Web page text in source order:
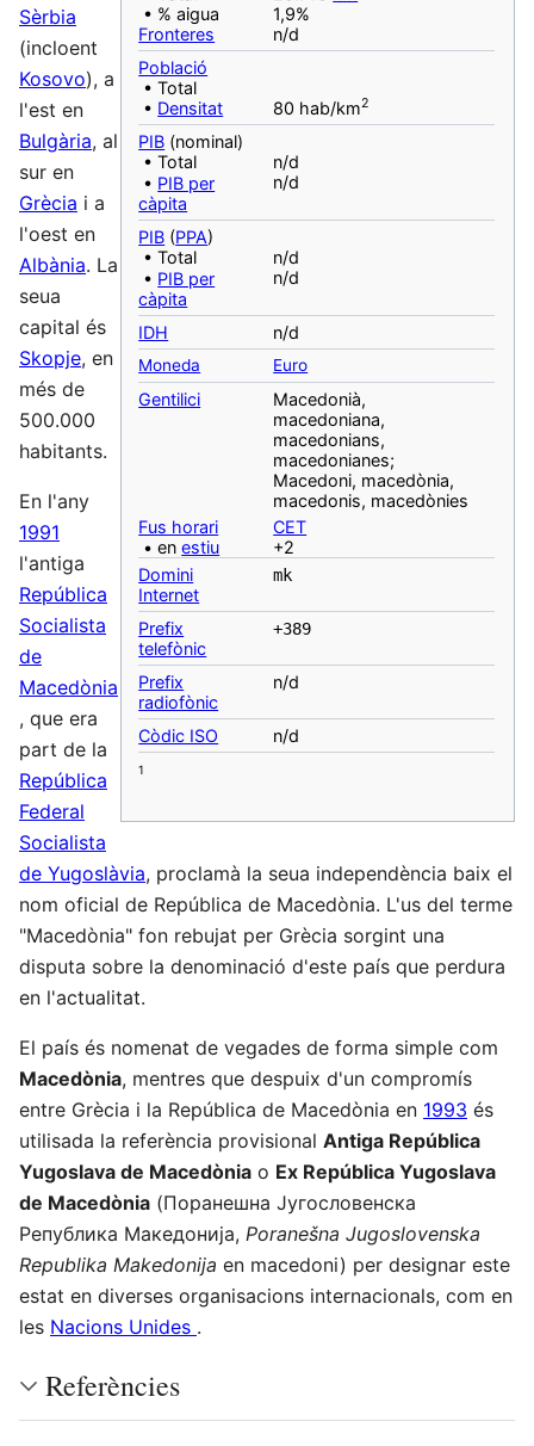
• % aigua
Fronteres
1,9%
n/d
Població
• Total
• Densitat 80 hab/km2
PIB (nominal)
• Total
• PIB per
càpita
n/d
n/d
PIB (PPA)
• Total
• PIB per
càpita
n/d
n/d
IDH n/d
Moneda Euro
‎Gentilici
Macedonià,
macedoniana,
macedonians,
macedonianes;
Macedoni, macedònia,
macedonis, macedònies
Fus horari
• enestiu
CET
+2
Domini
Internet
mk
Prefix
telefònic
+389
Prefix
radiofònic
n/d
Còdic ISO n/d
1
Sèrbia
(incloent
Kosovo), a
l'est en
Bulgària, al
sur en
Grècia i a
l'oest en
Albània. La
seua
capital és
Skopje, en
més de
500.000
habitants.
En l'any
1991
l'antiga
República
Socialista
de
Macedònia
, que era
part de la
República
Federal
Socialista
de Yugoslàvia, proclamà la seua independència baix el
nom oficial de República de Macedònia. L'us del terme
"Macedònia" fon rebujat per Grècia sorgint una
disputa sobre la denominació d'este país que perdura
en l'actualitat.
El país és nomenat de vegades de forma simple com
Macedònia, mentres que despuix d'un compromís
entre Grècia i la República de Macedònia en 1993 és
utilisada la referència provisional Antiga República
Yugoslava de Macedònia o Ex República Yugoslava
de Macedònia (Поранешна Југословенска
Република Македонија, Poranešna Jugoslovenska
Republika Makedonija en macedoni) per designar este
estat en diverses organisacions internacionals, com en
les Nacions Unides .
Referències